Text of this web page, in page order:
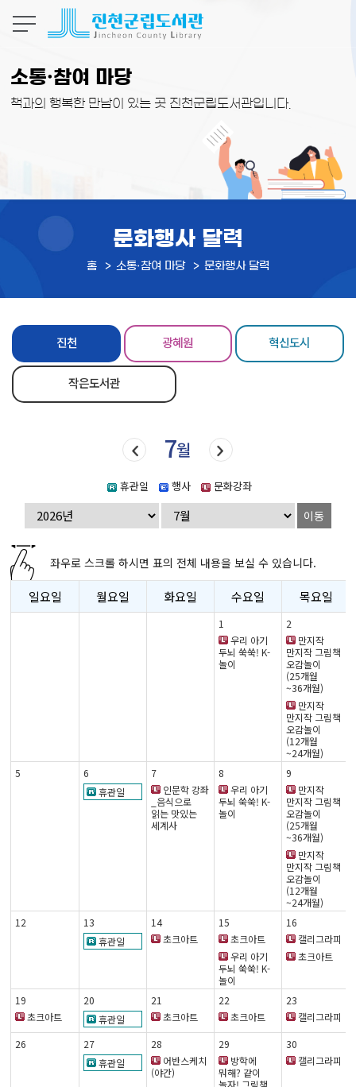
소통·참여 마당
책과의 행복한 만남이 있는 곳 진천군립도서관입니다.
문화행사 달력
홈 소통·참여 마당 문화행사 달력
진천 광혜원 혁신도시
작은도서관
7
월
휴관일 행사 문화강좌
이동
좌우로 스크롤 하시면 표의 전체 내용을 보실 수 있습니다.
일요일 월요일 화요일 수요일 목요일
1
우리 아기
두뇌 쑥쑥! K-
놀이
2
만지작
만지작 그림책
오감놀이
(25개월
~36개월)
만지작
만지작 그림책
오감놀이
(12개월
~24개월)
5
6
휴관일
7
인문학 강좌
_음식으로
읽는 맛있는
세계사
8
우리 아기
두뇌 쑥쑥! K-
놀이
9
만지작
만지작 그림책
오감놀이
(25개월
~36개월)
만지작
만지작 그림책
오감놀이
(12개월
~24개월)
12
13
휴관일
14
초크아트
15
초크아트
우리 아기
두뇌 쑥쑥! K-
놀이
16
캘리그라피
초크아트
19
초크아트
20
휴관일
21
초크아트
22
초크아트
23
캘리그라피
26
27
휴관일
28
어반스케치
(야간)
29
방학에
뭐해? 같이
놀자! 그림책
30
캘리그라피